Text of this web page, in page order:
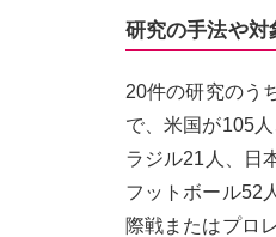
研究の手法や対
20件の研究のう
で、米国が105
ラジル21人、日
フットボール52
際戦またはプロ